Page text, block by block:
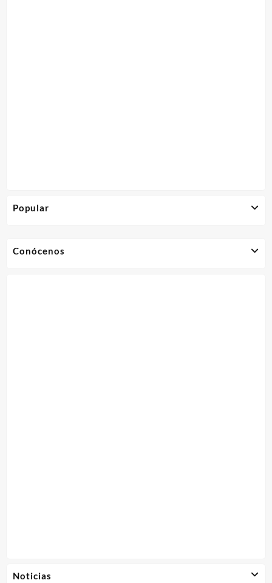
Popular
Conócenos
Noticias